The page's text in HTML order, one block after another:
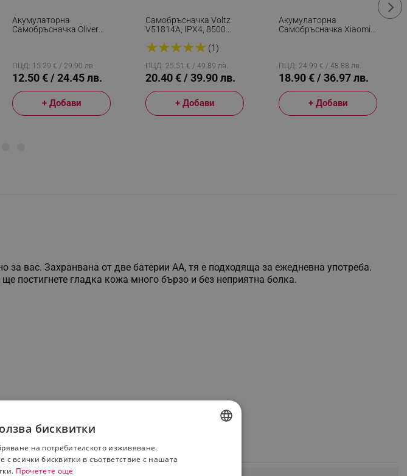
Акумулаторна
Самобръсначка Oliver
Черен/Жълт
ПЦД: 15.29 € / 29.90 лв.
12.50 € / 24.45 лв.
+ Добави
Самобръсначка Voltz
V51814A, IPX4, 8500
Зареждане, Черен
★★★★★(1)
ПЦД: 25.51 € / 49.89 лв.
20.40 € / 39.90 лв.
+ Добави
Акумулаторна
Самобръсначка Xiaomi
Ъгъла, Адаптираща Се
Глава, Мокро/сухо,
IPX7, Тъмносин
ПЦД: 24.99 € / 48.88 лв.
18.90 € / 36.97 лв.
+ Добави
за вас. Захранвана от две батерии АА, тя е подходяща за ежедневна употреба.
постигнете гладка кожа много бързо и без неприятна болка.
бисквитки
на потребителското изживяване.
с всички бисквитки в съответствие с нашата
Прочетете още